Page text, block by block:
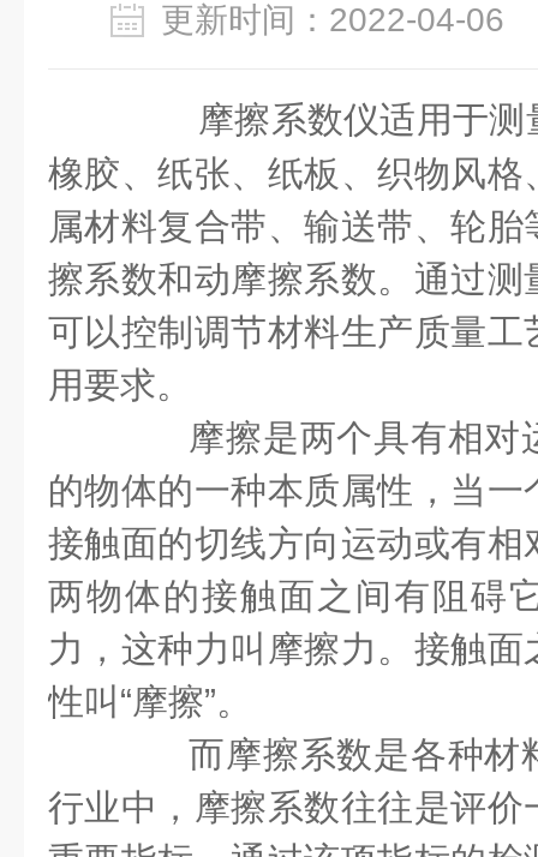
更新时间：2022-04-
摩擦系数仪适用于测
橡胶、纸张、纸板、织物风
属材料复合带、输送带、轮
擦系数和动摩擦系数。通过
可以控制调节材料生产质量
用要求。
摩擦是两个具有相对
的物体的一种本质属性，当
接触面的切线方向运动或有
两物体的接触面之间有阻碍
力，这种力叫摩擦力。接触
性叫“摩擦”。
而摩擦系数是各种材
行业中，摩擦系数往往是评